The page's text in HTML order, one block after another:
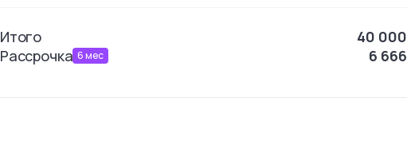
Итого 40 000
Рассрочка 6мес 6 666